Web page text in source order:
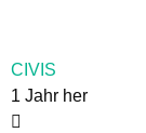
CIVIS
1 Jahr her